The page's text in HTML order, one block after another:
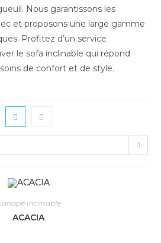
Nous garantissons les
et proposons une large gamme
Profitez d’un service
le sofa inclinable qui répond
de confort et de style.
inclinable
ACACIA